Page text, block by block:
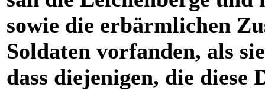
sowie die erbärmlichen
Soldaten vorfanden, als
dass diejenigen, die diese